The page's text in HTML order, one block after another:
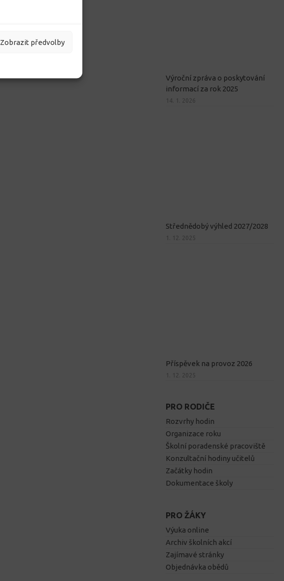
Zobrazit předvolby
Výroční zpráva o poskytování
informací za rok 2025
14. 1. 2026
Střednědobý výhled 2027/2028
1. 12. 2025
Příspěvek na provoz 2026
1. 12. 2025
PRO RODIČE
Rozvrhy hodin
Organizace roku
Školní poradenské pracoviště
Konzultační hodiny učitelů
Začátky hodin
Dokumentace školy
PRO ŽÁKY
Výuka online
Archiv školních akcí
Zajímavé stránky
Objednávka obědů